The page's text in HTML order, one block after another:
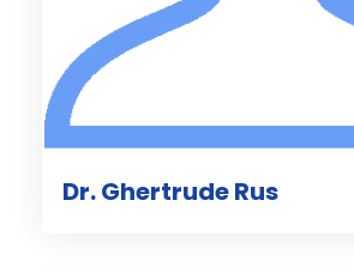
Dr. Ghertrude Rus